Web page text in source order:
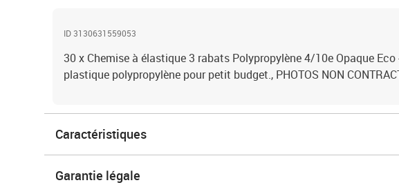
ID 3130631559053
30 x Chemise à élastique 3 rabats Polypropylène 4/10e Opaque Eco
plastique polypropylène pour petit budget., PHOTOS NON
Caractéristiques
Garantie légale